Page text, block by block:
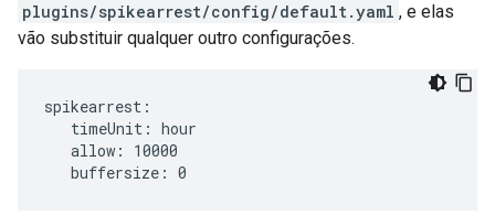
plugins/spikearrest/config/default.yaml , e elas
vão substituir qualquer outro configurações.
spikearrest:
   timeUnit: hour
   allow: 10000
   buffersize: 0